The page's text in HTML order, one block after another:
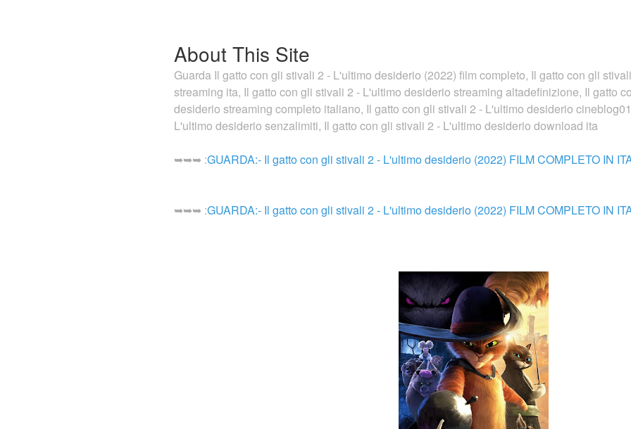
About This Site
Guarda Il gatto con gli stivali 2 - L'ultimo desiderio (2022) film completo, Il gatto con gli
streaming ita, Il gatto con gli stivali 2 - L'ultimo desiderio streaming altadefinizione, Il gatto
desiderio streaming completo italiano, Il gatto con gli stivali 2 - L'ultimo desiderio
L'ultimo desiderio senzalimiti, Il gatto con gli stivali 2 - L'ultimo desiderio download ita
➥➥➥ :GUARDA:- Il gatto con gli stivali 2 - L'ultimo desiderio (2022) FILM COMPLETO IN
➥➥➥ :GUARDA:- Il gatto con gli stivali 2 - L'ultimo desiderio (2022) FILM COMPLETO IN